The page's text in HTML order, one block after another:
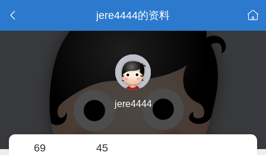
jere4444的资料
jere4444
69 45